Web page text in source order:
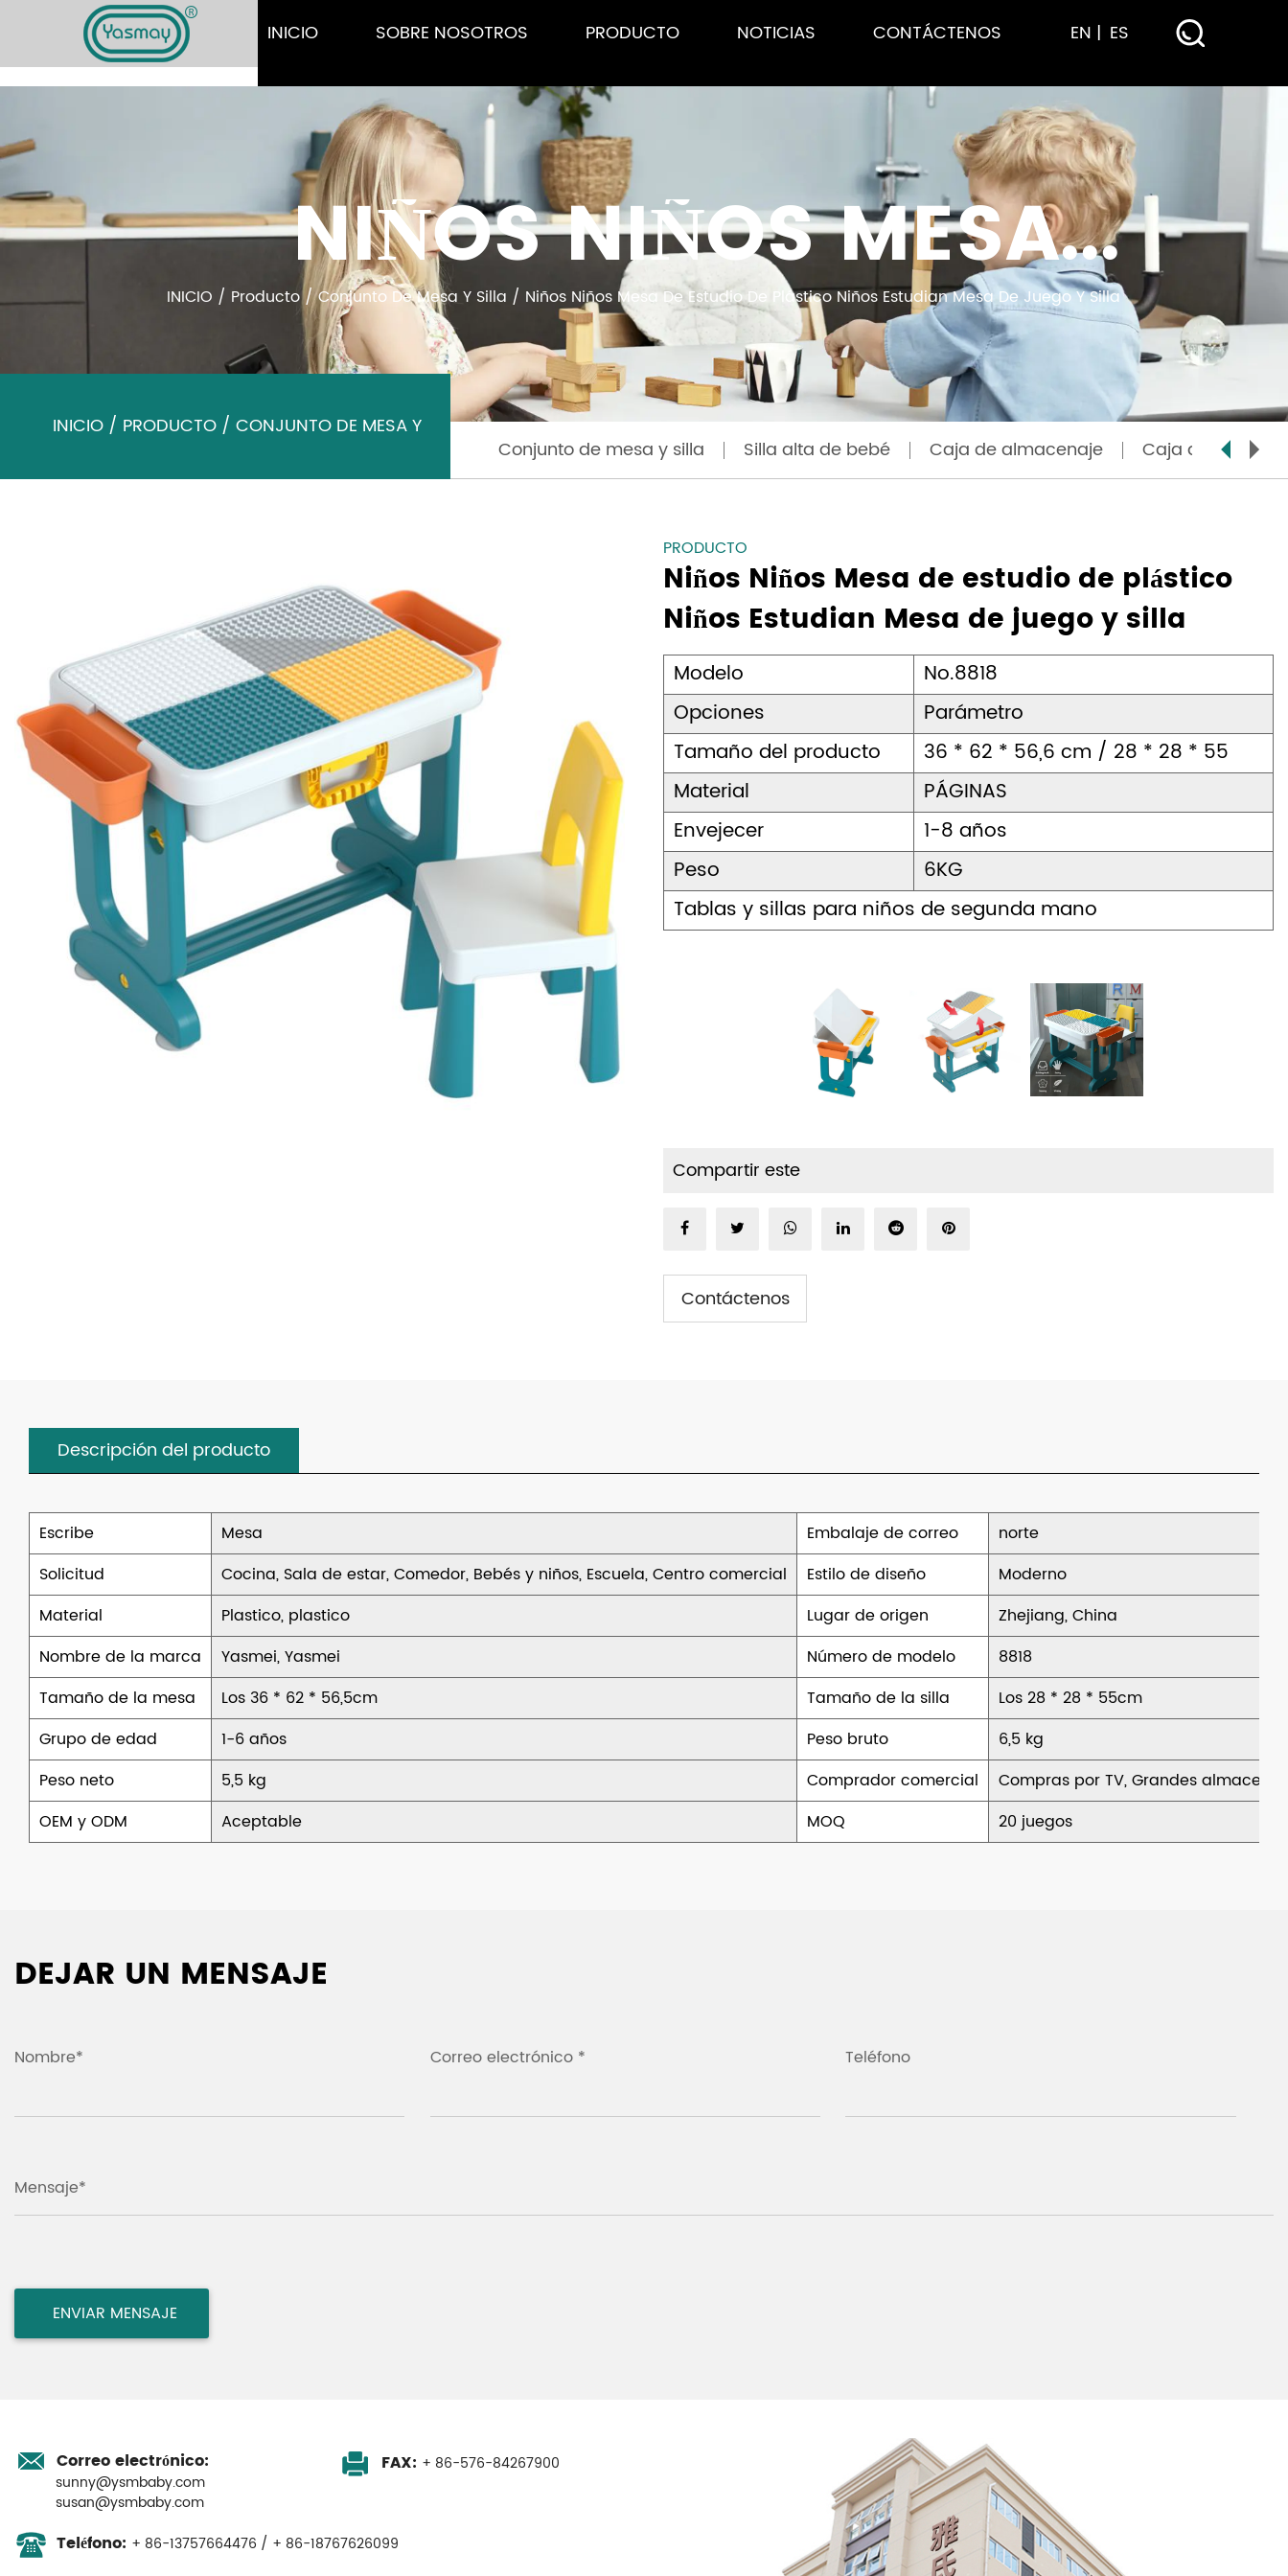
INICIO SOBRE NOSOTROS PRODUCTO NOTICIAS CONTÁCTENOS EN ES
NIÑOS NIÑOS MESA...
INICIO / Producto/Conjunto De Mesa Y Silla / Niños Niños Mesa De Estudio De Plástico Niños Estudian Mesa De Juego Y Silla
INICIO / PRODUCTO /CONJUNTO DE MESA Y
Conjunto de mesa y silla Silla alta de bebé Caja de almacenaje Caja de secado
PRODUCTO
Niños Niños Mesa de estudio de plástico
Niños Estudian Mesa de juego y silla
Modelo
No.8818
Opciones
Parámetro
Tamaño del producto
36 * 62 * 56,6 cm / 28 * 28 * 55
Material
PÁGINAS
Envejecer
1-8 años
Peso
6KG
Tablas y sillas para niños de segunda mano
Compartir este
Contáctenos
Descripción del producto
Escribe Mesa Embalaje de correo
norte
Solicitud
Cocina, Sala de estar, Comedor, Bebés y niños, Escuela, Centro comercial Estilo de diseño
Moderno
Material
Plastico, plastico Lugar de origen
Zhejiang, China
Nombre de la marca
Yasmei, Yasmei Número de modelo
8818
Tamaño de la mesa
Los 36 * 62 * 56,5cm Tamaño de la silla
Los 28 * 28 * 55cm
Grupo de edad
1-6 años Peso bruto
6,5 kg
Peso neto
5,5 kg Comprador comercial
Compras por TV, Grandes
OEM y ODM
Aceptable MOQ 20 juegos
DEJAR UN MENSAJE
Nombre* Correo electrónico * Teléfono
Mensaje*
Correo electrónico:
sunny@ysmbaby.com
susan@ysmbaby.com
FAX: + 86-576-84267900
Teléfono: + 86-13757664476 / + 86-18767626099